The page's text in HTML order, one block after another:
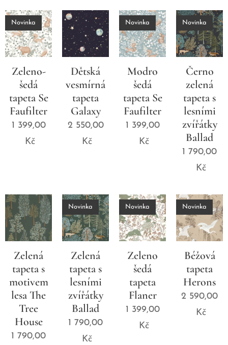
Zeleno-
šedá
tapeta Se
Faufilter
Novinka
1 399,00
Kč
Dětská
vesmírná
tapeta
Galaxy
2 550,00
Kč
Modro
šedá
tapeta Se
Faufilter
Novinka
1 399,00
Kč
Černo
zelená
tapeta s
lesními
zvířátky
Ballad
Novinka
1 790,00
Kč
Zelená
tapeta s
motivem
lesa The
Tree
House
1 790,00
Zelená
tapeta s
lesními
zvířátky
Ballad
Novinka
1 790,00
Kč
Zeleno
šedá
tapeta
Flaner
Novinka
1 399,00
Kč
Béžová
tapeta
Herons
Novinka
2 590,00
Kč